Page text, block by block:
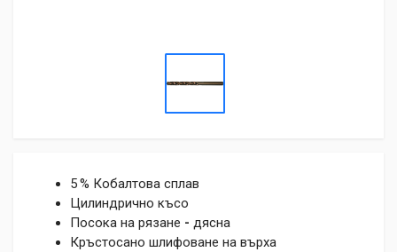
5 % Кобалтова сплав
Цилиндрично късо
Посока на рязане - дясна
Кръстосано шлифоване на върха